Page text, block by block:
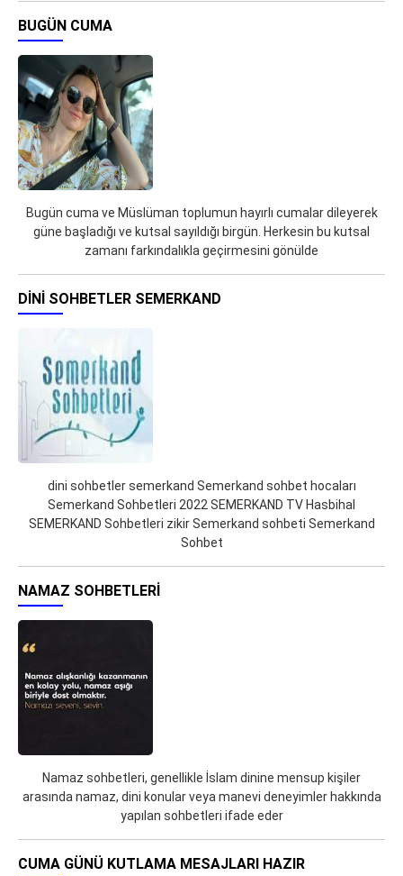
BUGÜN CUMA
Bugün cuma ve Müslüman toplumun hayırlı cumalar dileyerek
güne başladığı ve kutsal sayıldığı birgün. Herkesin bu kutsal
zamanı farkındalıkla geçirmesini gönülde
DINI SOHBETLER SEMERKAND
dini sohbetler semerkand Semerkand sohbet hocaları
Semerkand Sohbetleri 2022 SEMERKAND TV Hasbihal
SEMERKAND Sohbetleri zikir Semerkand sohbeti Semerkand
Sohbet
NAMAZ SOHBETLERI
Namaz sohbetleri, genellikle İslam dinine mensup kişiler
arasında namaz, dini konular veya manevi deneyimler hakkında
yapılan sohbetleri ifade eder
CUMA GÜNÜ KUTLAMA MESAJLARI HAZIR